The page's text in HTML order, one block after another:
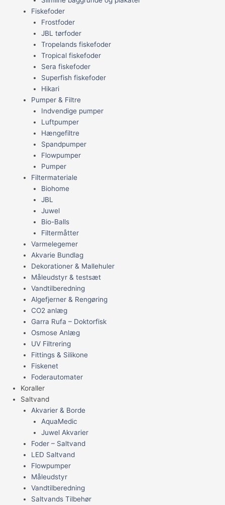
Fiskefoder
Frostfoder
JBL tørfoder
Tropelands fiskefoder
Tropical fiskefoder
Sera fiskefoder
Superfish fiskefoder
Hikari
Pumper & Filtre
Indvendige pumper
Luftpumper
Hængefiltre
Spandpumper
Flowpumper
Pumper
Filtermateriale
Biohome
JBL
Juwel
Bio-Balls
Filtermåtter
Varmelegemer
Akvarie Bundlag
Dekorationer & Mallehuler
Måleudstyr & testsæt
Vandtilberedning
Algefjerner & Rengøring
CO2 anlæg
Garra Rufa – Doktorfisk
Osmose Anlæg
UV Filtrering
Fittings & Silikone
Fiskenet
Foderautomater
Koraller
Saltvand
Akvarier & Borde
AquaMedic
Juwel Akvarier
Foder – Saltvand
LED Saltvand
Flowpumper
Måleudstyr
Vandtilberedning
Saltvands Tilbehør